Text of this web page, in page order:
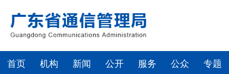
首页 机构 新闻 公开 服务 公众 专题